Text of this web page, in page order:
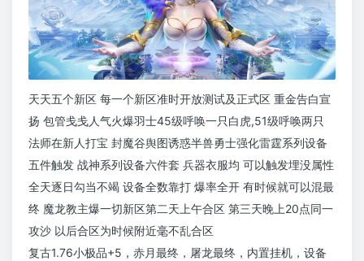
天天五个新区 每一个新区准时开放测试及正式区 重金告白宣
扬 包管戋戋人气火爆羽士45级呼唤一只白虎,51级呼唤两只
法师在新人打宝 封魔谷舆图诱惑半兽勇士强化雷霆系列设备
五件触发 战神系列设备六件套 兵器衣服均 可以触发埋没属性
全天逐日勾当不竭 设备全数靠打 爆率全开 有时候就可以混最
终 魔龙教主爆一切新区第二天上午合区 第三天晚上20点同一
攻沙 以后合区为时候附近毫不乱合区
复古1.76小极品+5，赤月最终，屠龙最终，内置挂机，设备